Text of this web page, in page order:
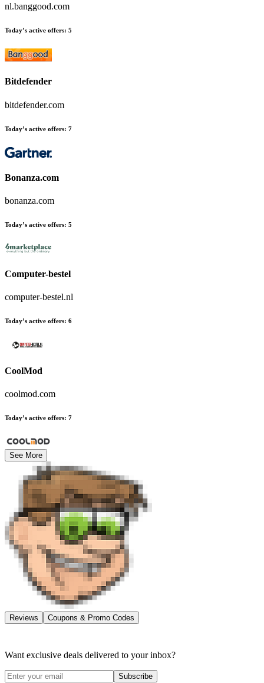
nl.banggood.com
Today’s active offers: 5
Bitdefender
bitdefender.com
Today’s active offers: 7
Bonanza.com
bonanza.com
Today’s active offers: 5
Computer-bestel
computer-bestel.nl
Today’s active offers: 6
CoolMod
coolmod.com
Today’s active offers: 7
See More
Reviews Coupons & Promo Codes
Want exclusive deals delivered to your inbox?
Subscribe